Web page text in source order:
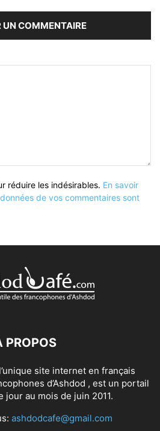
réduire les indésirables. En savoir
de vos commentaires sont
PROPOS
site internet en français
d’Ashdod , est un portail
jour au mois de juin 2011.
ashdodcafe@gmail.com